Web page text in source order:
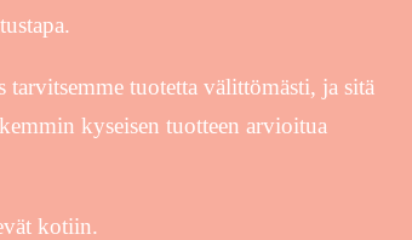
tuotetta välittömästi, ja sitä
kyseisen tuotteen arvioitua
kotiin.